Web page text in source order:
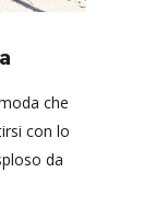
che
con lo
da